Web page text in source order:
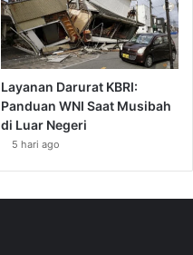
Layanan Darurat KBRI:
Panduan WNI Saat Musibah
di Luar Negeri
5 hari ago